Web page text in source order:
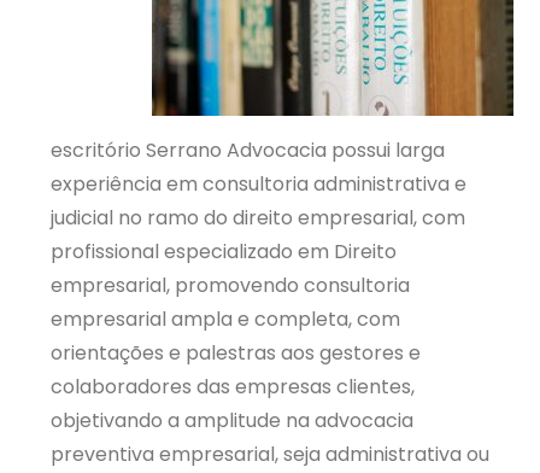
escritório Serrano Advocacia possui larga
experiência em consultoria administrativa e
judicial no ramo do direito empresarial, com
profissional especializado em Direito
empresarial, promovendo consultoria
empresarial ampla e completa, com
orientações e palestras aos gestores e
colaboradores das empresas clientes,
objetivando a amplitude na advocacia
preventiva empresarial, seja administrativa ou